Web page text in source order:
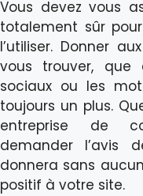
Vous devez vous
totalement sûr
l’utiliser. Donner
vous trouver,
sociaux ou les
toujours un plus.
entreprise de
demander l’avis
donnera sans
positif à votre site.